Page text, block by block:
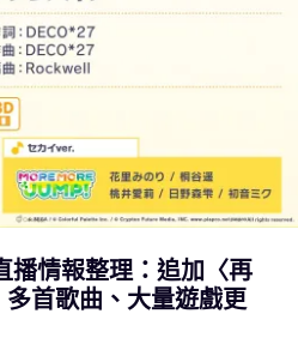
播情報整理：追加〈再
首歌曲、大量遊戲更